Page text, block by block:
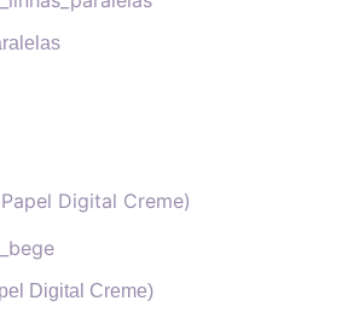
Digital Creme)